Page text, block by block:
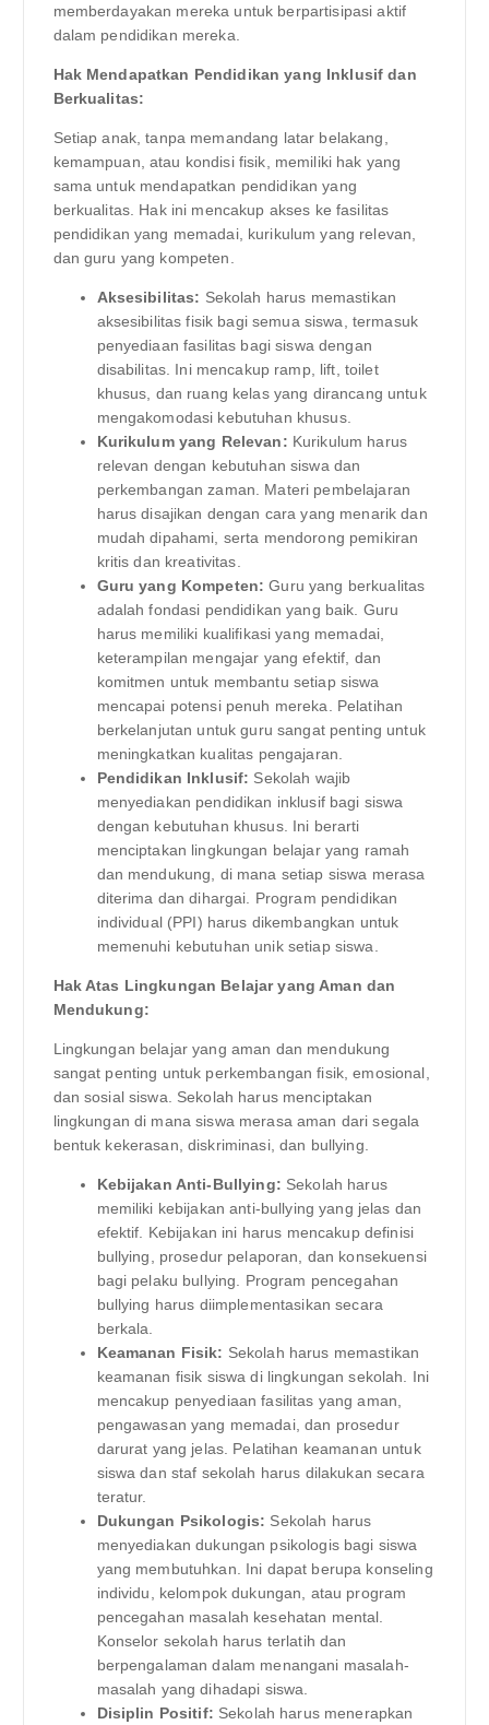
memberdayakan mereka untuk berpartisipasi aktif
dalam pendidikan mereka.
Hak Mendapatkan Pendidikan yang Inklusif dan
Berkualitas:
Setiap anak, tanpa memandang latar belakang,
kemampuan, atau kondisi fisik, memiliki hak yang
sama untuk mendapatkan pendidikan yang
berkualitas. Hak ini mencakup akses ke fasilitas
pendidikan yang memadai, kurikulum yang relevan,
dan guru yang kompeten.
Aksesibilitas: Sekolah harus memastikan
aksesibilitas fisik bagi semua siswa, termasuk
penyediaan fasilitas bagi siswa dengan
disabilitas. Ini mencakup ramp, lift, toilet
khusus, dan ruang kelas yang dirancang untuk
mengakomodasi kebutuhan khusus.
Kurikulum yang Relevan: Kurikulum harus
relevan dengan kebutuhan siswa dan
perkembangan zaman. Materi pembelajaran
harus disajikan dengan cara yang menarik dan
mudah dipahami, serta mendorong pemikiran
kritis dan kreativitas.
Guru yang Kompeten: Guru yang berkualitas
adalah fondasi pendidikan yang baik. Guru
harus memiliki kualifikasi yang memadai,
keterampilan mengajar yang efektif, dan
komitmen untuk membantu setiap siswa
mencapai potensi penuh mereka. Pelatihan
berkelanjutan untuk guru sangat penting untuk
meningkatkan kualitas pengajaran.
Pendidikan Inklusif: Sekolah wajib
menyediakan pendidikan inklusif bagi siswa
dengan kebutuhan khusus. Ini berarti
menciptakan lingkungan belajar yang ramah
dan mendukung, di mana setiap siswa merasa
diterima dan dihargai. Program pendidikan
individual (PPI) harus dikembangkan untuk
memenuhi kebutuhan unik setiap siswa.
Hak Atas Lingkungan Belajar yang Aman dan
Mendukung:
Lingkungan belajar yang aman dan mendukung
sangat penting untuk perkembangan fisik, emosional,
dan sosial siswa. Sekolah harus menciptakan
lingkungan di mana siswa merasa aman dari segala
bentuk kekerasan, diskriminasi, dan bullying.
Kebijakan Anti-Bullying: Sekolah harus
memiliki kebijakan anti-bullying yang jelas dan
efektif. Kebijakan ini harus mencakup definisi
bullying, prosedur pelaporan, dan konsekuensi
bagi pelaku bullying. Program pencegahan
bullying harus diimplementasikan secara
berkala.
Keamanan Fisik: Sekolah harus memastikan
keamanan fisik siswa di lingkungan sekolah. Ini
mencakup penyediaan fasilitas yang aman,
pengawasan yang memadai, dan prosedur
darurat yang jelas. Pelatihan keamanan untuk
siswa dan staf sekolah harus dilakukan secara
teratur.
Dukungan Psikologis: Sekolah harus
menyediakan dukungan psikologis bagi siswa
yang membutuhkan. Ini dapat berupa konseling
individu, kelompok dukungan, atau program
pencegahan masalah kesehatan mental.
Konselor sekolah harus terlatih dan
berpengalaman dalam menangani masalah-
masalah yang dihadapi siswa.
Disiplin Positif: Sekolah harus menerapkan